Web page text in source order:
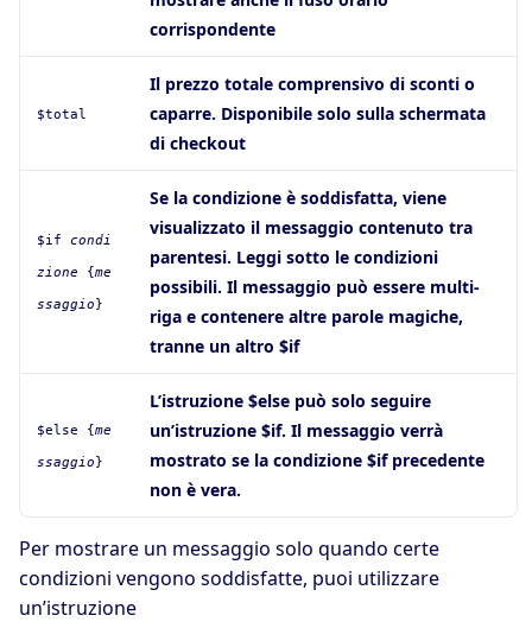
corrispondente
$total
Il prezzo totale comprensivo di sconti o
caparre. Disponibile solo sulla schermata
di checkout
$if condi
zione {me
ssaggio}
Se la condizione è soddisfatta, viene
visualizzato il messaggio contenuto tra
parentesi. Leggi sotto le condizioni
possibili. Il messaggio può essere multi-
riga e contenere altre parole magiche,
tranne un altro $if
$else {me
ssaggio}
L’istruzione $else può solo seguire
un’istruzione $if. Il messaggio verrà
mostrato se la condizione $if precedente
non è vera.
Per mostrare un messaggio solo quando certe
condizioni vengono soddisfatte, puoi utilizzare
un’istruzione